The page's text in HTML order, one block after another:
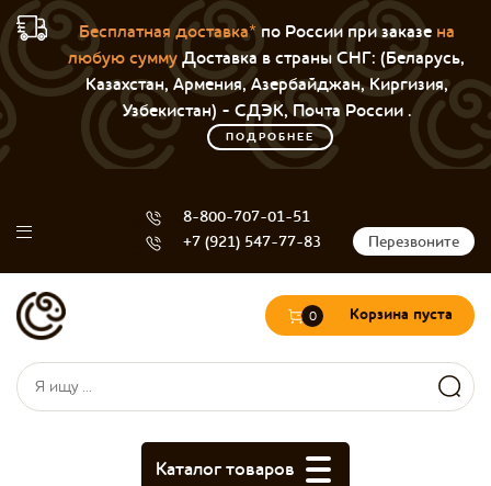
Бесплатная доставка*по России при заказе на
любую суммуДоставка в страны СНГ: (Беларусь,
Казахстан, Армения, Азербайджан, Киргизия,
Узбекистан) - СДЭК, Почта России .
ПОДРОБНЕЕ
8-800-707-01-51
+7 (921) 547-77-83
Перезвоните
Форма поиска
Поиск
0 Корзина пуста
Каталог товаров